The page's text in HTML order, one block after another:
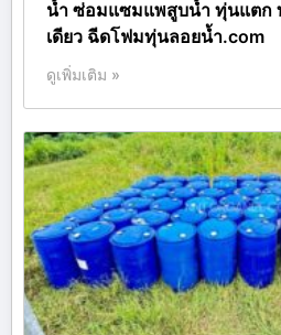
น้ำ ซ่อมแซมแพสูบน้ำ ทุ่นแตก
เดียว ฉีดโฟมทุ่นลอยน้ำ.com
ดูเพิ่มเติม »